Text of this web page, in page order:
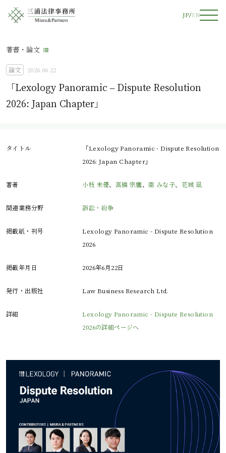
JP EN
著書・論文
論文 2026.06.22
「Lexology Panoramic – Dispute Resolution
2026: Japan Chapter」
タイトル
「Lexology Panoramic - Dispute Resolution
2026: Japan Chapter」
著者 小枝 未優、 髙橋 宗鷹、南 みな子、 花城 凪
関連業務分野 訴訟・紛争
掲載紙・刊号
Lexology Panoramic - Dispute Resolution
2026
掲載年月日 2026年6月22日
発行・出版社 Law Business Research Ltd.
詳細
Lexology Panoramic - Dispute Resolution
2026の詳細ページへ